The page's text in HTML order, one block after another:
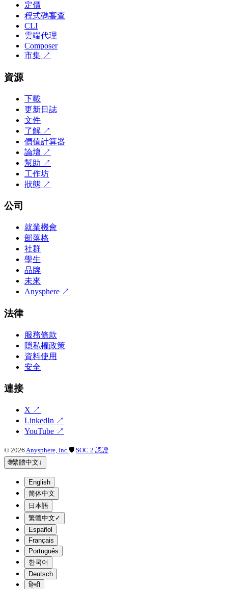
定價
程式碼審查
CLI
雲端代理
Composer
市集 ↗
資源
下載
更新日誌
文件
了解 ↗
價值計算器
論壇 ↗
幫助 ↗
工作坊
狀態 ↗
公司
就業機會
部落格
社群
學生
品牌
未來
Anysphere ↗
法律
服務條款
隱私權政策
資料使用
安全
連接
X ↗
LinkedIn ↗
YouTube ↗
© 2026 Anysphere, Inc. 🛡 SOC 2 認證
🌐繁體中文↓
English
简体中文
日本語
繁體中文 ✓
Español
Français
Português
한국어
Deutsch
हिन्दी